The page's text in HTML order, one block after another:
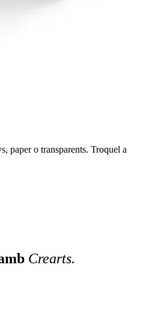
paper o transparents. Troquel a
Crearts.